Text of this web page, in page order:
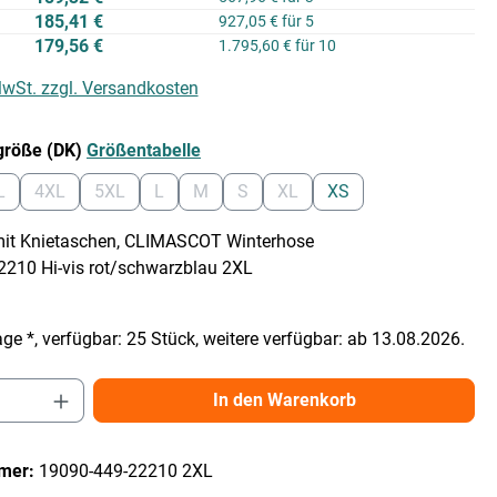
185,41 €
927,05 € für 5
179,56 € 1.795,60 € für 10
zzgl. Versandkosten
(DK) auswählen
Größentabelle
ist zurzeit nicht verfügbar.)
Option ist zurzeit nicht verfügbar.)
4XL
(Diese Option ist zurzeit nicht verfügbar.)
5XL
(Diese Option ist zurzeit nicht verfügbar.)
L
(Diese Option ist zurzeit nicht verfügbar.)
M
(Diese Option ist zurzeit nicht verfügbar.)
S
(Diese Option ist zurzeit nicht
XL
(Diese Option ist zurzeit nicht
XS
Knietaschen, CLIMASCOT Winterhose
Hi-vis rot/schwarzblau 2XL
*, verfügbar: 25 Stück, weitere verfügbar: ab 13.08.2026.
Anzahl: Gib den gewünschten Wert ein
In den Warenkorb
19090-449-22210 2XL